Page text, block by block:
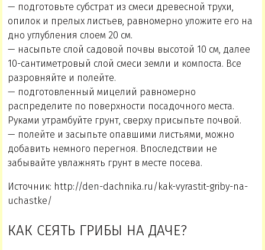
— подготовьте субстрат из смеси древесной трухи,
опилок и прелых листьев, равномерно уложите его на
дно углубления слоем 20 см.
— насыпьте слой садовой почвы высотой 10 см, далее
10-сантиметровый слой смеси земли и компоста. Все
разровняйте и полейте.
— подготовленный мицелий равномерно
распределите по поверхности посадочного места.
Руками утрамбуйте грунт, сверху присыпьте почвой.
— полейте и засыпьте опавшими листьями, можно
добавить немного перегноя. Впоследствии не
забывайте увлажнять грунт в месте посева.
Источник: http://den-dachnika.ru/kak-vyrastit-griby-na-
uchastke/
КАК СЕЯТЬ ГРИБЫ НА ДАЧЕ?